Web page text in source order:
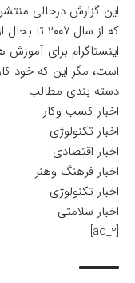
این گزارش درحالی
که از سال
اینستاگرام برای
است، مگر این که خود
دسته بندی مطالب
اخبار کسب وکار
اخبار تکنولوژی
اخبار اقتصادی
اخبار فرهنگ وهنر
اخبار تکنولوژی
اخبار سلامتی
[ad_2]